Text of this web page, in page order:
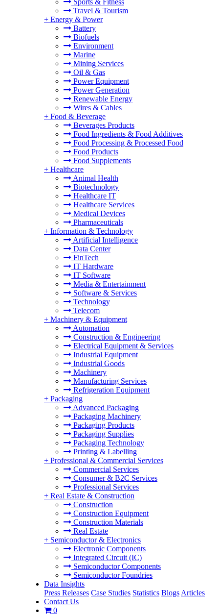
Sports & Fitness
Travel & Tourism
+ Energy & Power
Battery
Biofuels
Environment
Marine
Mining Services
Oil & Gas
Power Equipment
Power Generation
Renewable Energy
Wires & Cables
+ Food & Beverage
Beverages Products
Food Ingredients & Food Additives
Food Processing & Processed Food
Food Products
Food Supplements
+ Healthcare
Animal Health
Biotechnology
Healthcare IT
Healthcare Services
Medical Devices
Pharmaceuticals
+ Information & Technology
Artificial Intelligence
Data Center
FinTech
IT Hardware
IT Software
Media & Entertainment
Software & Services
Technology
Telecom
+ Machinery & Equipment
Automation
Construction & Engineering
Electrical Equipment & Services
Industrial Equipment
Industrial Goods
Machinery
Manufacturing Services
Refrigeration Equipment
+ Packaging
Advanced Packaging
Packaging Machinery
Packaging Products
Packaging Supplies
Packaging Technology
Printing & Labelling
+ Professional & Commercial Services
Commercial Services
Consumer & B2C Services
Professional Services
+ Real Estate & Construction
Construction
Construction Equipment
Construction Materials
Real Estate
+ Semiconductor & Electronics
Electronic Components
Integrated Circuit (IC)
Semiconductor Components
Semiconductor Foundries
Data Insights
Press Releases Case Studies Statistics Blogs Articles
Contact Us
0